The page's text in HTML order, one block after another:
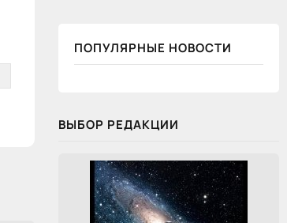
ПОПУЛЯРНЫЕ НОВОСТИ
ВЫБОР РЕДАКЦИИ